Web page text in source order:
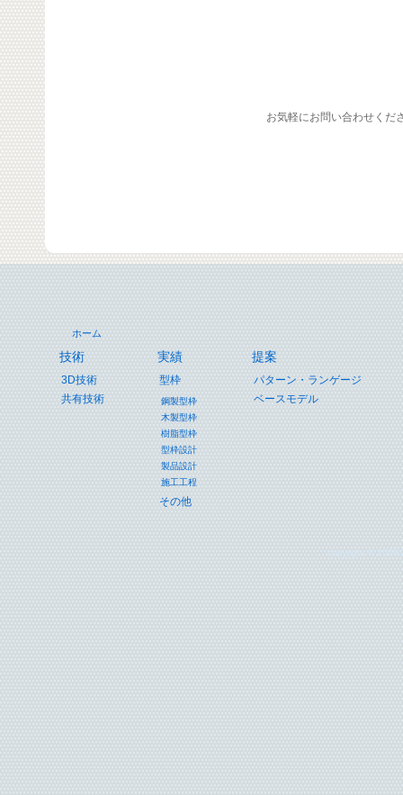
お気軽にお問い合わせくだ
ホーム
技術
3D技術
共有技術
実績
型枠
鋼製型枠
木製型枠
樹脂型枠
型枠設計
製品設計
施工工程
その他
提案
パターン・ランゲージ
ベースモデル
copyright ©